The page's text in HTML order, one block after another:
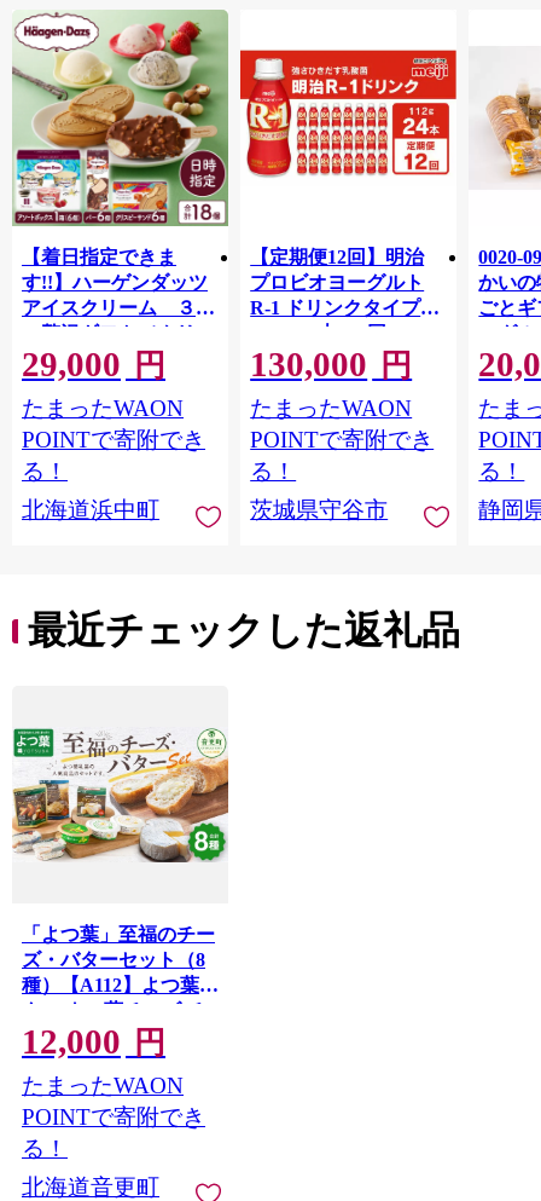
【着日指定できま
す!!】ハーゲンダッツ
アイスクリーム ３種
の贅沢ギフト（クリス
ピー・バー・アソート
ボックス）_H0016-123
29,000 円
たまったWAON
POINTで寄附でき
る！
北海道浜中町
【定期便12回】明治
プロビオヨーグルト
R-1 ドリンクタイプ
112g×24本×12回 ヨー
グルトドリンク◇
130,000 円
たまったWAON
POINTで寄附でき
る！
茨城県守谷市
0020-
かいの
ごと
ーグ
キ メ
ン チ
たま
る！
静岡
最近チェックした返礼品
「よつ葉」至福のチー
ズ・バターセット（8
種）【A112】よつ葉バ
ター よつ葉チーズ チ
ーズ バター セット 8
種類 計690g カマンベ
ールチーズ クリーム
チーズ スモークチー
ズ 乳製品 詰め合わせ
冷蔵 北海道 音更町
12,000 円
たまったWAON
POINTで寄附でき
る！
北海道音更町